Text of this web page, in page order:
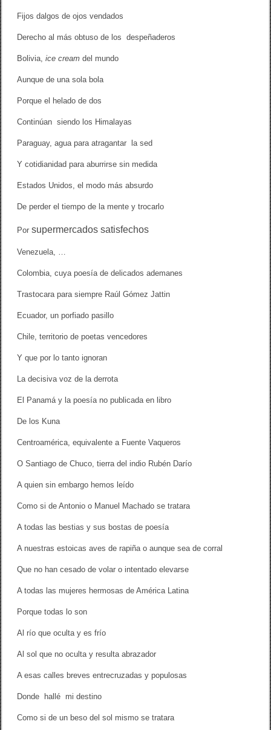
Fijos dalgos de ojos vendados
Derecho al más obtuso de los despeñaderos
Bolivia,ice cream del mundo
Aunque de una sola bola
Porque el helado de dos
Continúan siendo los Himalayas
Paraguay, agua para atragantar la sed
Y cotidianidad para aburrirse sin medida
Estados Unidos, el modo más absurdo
De perder el tiempo de la mente y trocarlo
Porsupermercadossatisfechos
Venezuela, …
Colombia, cuya poesía de delicados ademanes
Trastocara para siempre Raúl Gómez Jattin
Ecuador, un porfiado pasillo
Chile, territorio de poetas vencedores
Y que por lo tanto ignoran
La decisiva voz de la derrota
El Panamá y la poesía no publicada en libro
De los Kuna
Centroamérica, equivalente a Fuente Vaqueros
O Santiago de Chuco, tierra del indio Rubén Darío
A quien sin embargo hemos leído
Como si de Antonio o Manuel Machado se tratara
A todas las bestias y sus bostas de poesía
A nuestras estoicas aves de rapiña o aunque sea de corral
Que no han cesado de volar o intentado elevarse
A todas las mujeres hermosas de América Latina
Porque todas lo son
Al río que oculta y es frío
Al sol que no oculta y resulta abrazador
A esas calles breves entrecruzadas y populosas
Donde hallé mi destino
Como si de un beso del sol mismo se tratara